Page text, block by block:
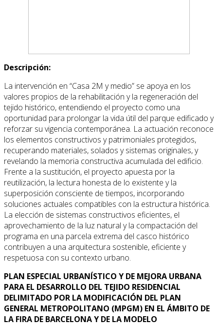
Descripción:
La intervención en “Casa 2M y medio” se apoya en los
valores propios de la rehabilitación y la regeneración del
tejido histórico, entendiendo el proyecto como una
oportunidad para prolongar la vida útil del parque edificado y
reforzar su vigencia contemporánea. La actuación reconoce
los elementos constructivos y patrimoniales protegidos,
recuperando materiales, solados y sistemas originales, y
revelando la memoria constructiva acumulada del edificio.
Frente a la sustitución, el proyecto apuesta por la
reutilización, la lectura honesta de lo existente y la
superposición consciente de tiempos, incorporando
soluciones actuales compatibles con la estructura histórica.
La elección de sistemas constructivos eficientes, el
aprovechamiento de la luz natural y la compactación del
programa en una parcela extrema del casco histórico
contribuyen a una arquitectura sostenible, eficiente y
respetuosa con su contexto urbano.
PLAN ESPECIAL URBANÍSTICO Y DE MEJORA URBANA
PARA EL DESARROLLO DEL TEJIDO RESIDENCIAL
DELIMITADO POR LA MODIFICACIÓN DEL PLAN
GENERAL METROPOLITANO (MPGM) EN EL ÁMBITO DE
LA FIRA DE BARCELONA Y DE LA MODELO